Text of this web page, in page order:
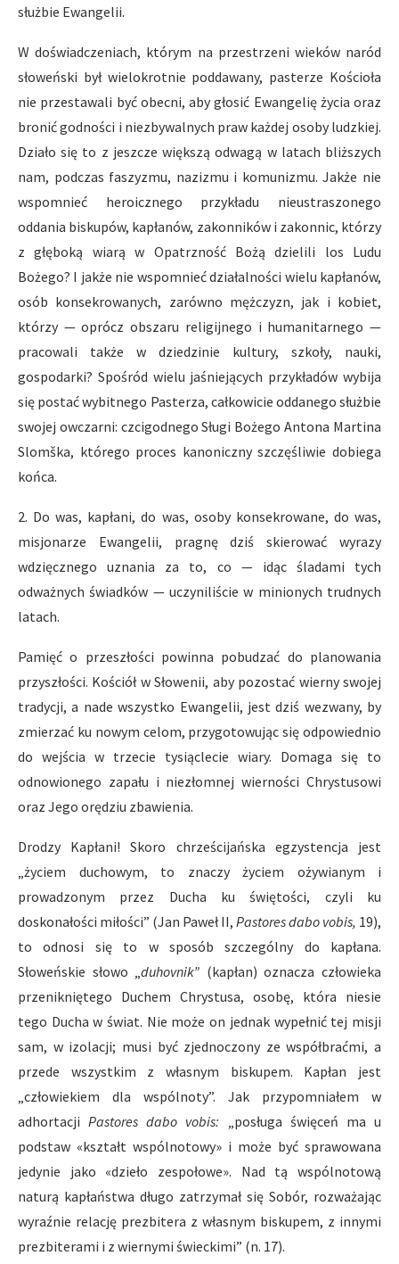
służbie Ewangelii.
W doświadczeniach, którym na przestrzeni wieków naród
słoweński był wielokrotnie poddawany, pasterze Kościoła
nie przestawali być obecni, aby głosić Ewangelię życia oraz
bronić godności i niezbywalnych praw każdej osoby ludzkiej.
Działo się to z jeszcze większą odwagą w latach bliższych
nam, podczas faszyzmu, nazizmu i komunizmu. Jakże nie
wspomnieć heroicznego przykładu nieustraszonego
oddania biskupów, kapłanów, zakonników i zakonnic, którzy
z głęboką wiarą w Opatrzność Bożą dzielili los Ludu
Bożego? I jakże nie wspomnieć działalności wielu kapłanów,
osób konsekrowanych, zarówno mężczyzn, jak i kobiet,
którzy — oprócz obszaru religijnego i humanitarnego —
pracowali także w dziedzinie kultury, szkoły, nauki,
gospodarki? Spośród wielu jaśniejących przykładów wybija
się postać wybitnego Pasterza, całkowicie oddanego służbie
swojej owczarni: czcigodnego Sługi Bożego Antona Martina
Slomška, którego proces kanoniczny szczęśliwie dobiega
końca.
2. Do was, kapłani, do was, osoby konsekrowane, do was,
misjonarze Ewangelii, pragnę dziś skierować wyrazy
wdzięcznego uznania za to, co — idąc śladami tych
odważnych świadków — uczyniliście w minionych trudnych
latach.
Pamięć o przeszłości powinna pobudzać do planowania
przyszłości. Kościół w Słowenii, aby pozostać wierny swojej
tradycji, a nade wszystko Ewangelii, jest dziś wezwany, by
zmierzać ku nowym celom, przygotowując się odpowiednio
do wejścia w trzecie tysiąclecie wiary. Domaga się to
odnowionego zapału i niezłomnej wierności Chrystusowi
oraz Jego orędziu zbawienia.
Drodzy Kapłani! Skoro chrześcijańska egzystencja jest
„życiem duchowym, to znaczy życiem ożywianym i
prowadzonym przez Ducha ku świętości, czyli ku
doskonałości miłości” (Jan Paweł II, Pastores dabo vobis, 19),
to odnosi się to w sposób szczególny do kapłana.
Słoweńskie słowo „duhovnik” (kapłan) oznacza człowieka
przenikniętego Duchem Chrystusa, osobę, która niesie
tego Ducha w świat. Nie może on jednak wypełnić tej misji
sam, w izolacji; musi być zjednoczony ze współbraćmi, a
przede wszystkim z własnym biskupem. Kapłan jest
„człowiekiem dla wspólnoty”. Jak przypomniałem w
adhortacjiPastores dabo vobis: „posługa święceń ma u
podstaw «kształt wspólnotowy» i może być sprawowana
jedynie jako «dzieło zespołowe». Nad tą wspólnotową
naturą kapłaństwa długo zatrzymał się Sobór, rozważając
wyraźnie relację prezbitera z własnym biskupem, z innymi
prezbiterami i z wiernymi świeckimi” (n. 17).